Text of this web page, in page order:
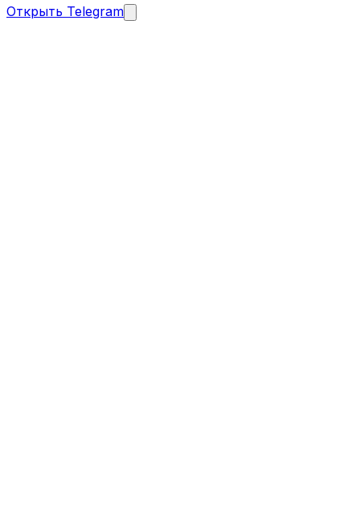
Открыть Telegram